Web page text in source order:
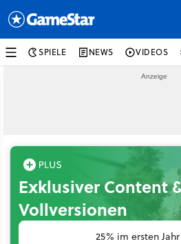
SPIELE NEWS VIDEOS
Exklusiver Content
Vollversionen
25% im ersten